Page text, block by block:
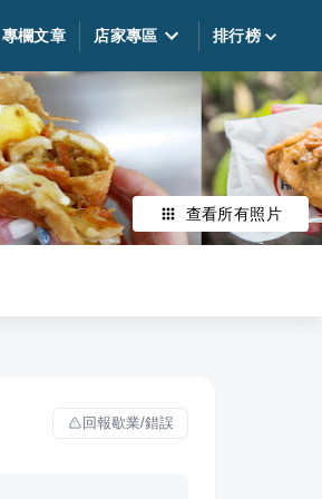
專欄文章 店家專區 排行榜
查看所有照片
回報歇業/錯誤